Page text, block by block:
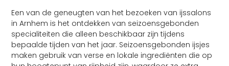
Een van de geneugten van het bezoeken van ijssalons
in Arnhem is het ontdekken van seizoensgebonden
specialiteiten die alleen beschikbaar zijn tijdens
bepaalde tijden van het jaar. Seizoensgebonden ijsjes
maken gebruik van verse en lokale ingrediënten die op